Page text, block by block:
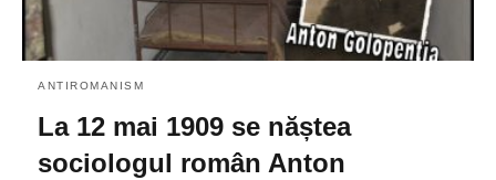
ANTIROMANISM
La 12 mai 1909 se năștea
sociologul român Anton